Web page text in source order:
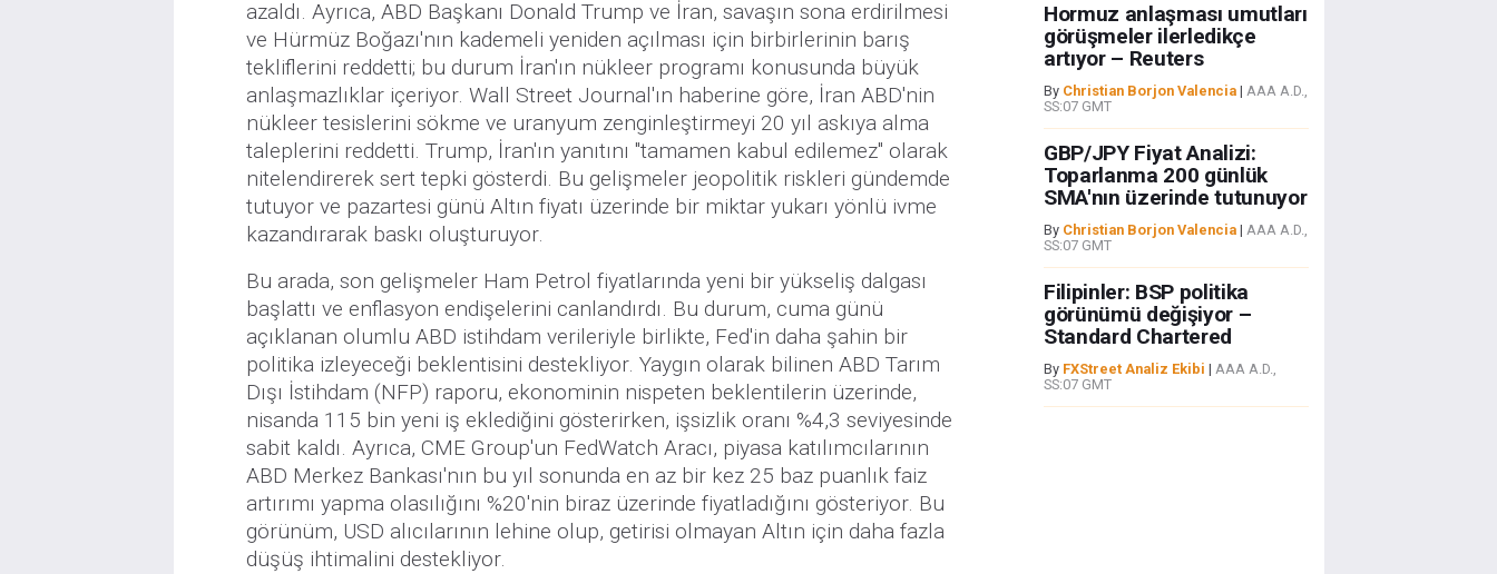
azaldı. Ayrıca, ABD Başkanı Donald Trump ve İran, savaşın sona erdirilmesi
ve Hürmüz Boğazı'nın kademeli yeniden açılması için birbirlerinin barış
tekliflerini reddetti; bu durum İran'ın nükleer programı konusunda büyük
anlaşmazlıklar içeriyor. Wall Street Journal'ın haberine göre, İran ABD'nin
nükleer tesislerini sökme ve uranyum zenginleştirmeyi 20 yıl askıya alma
taleplerini reddetti. Trump, İran'ın yanıtını "tamamen kabul edilemez" olarak
nitelendirerek sert tepki gösterdi. Bu gelişmeler jeopolitik riskleri gündemde
tutuyor ve pazartesi günü Altın fiyatı üzerinde bir miktar yukarı yönlü ivme
kazandırarak baskı oluşturuyor.
Bu arada, son gelişmeler Ham Petrol fiyatlarında yeni bir yükseliş dalgası
başlattı ve enflasyon endişelerini canlandırdı. Bu durum, cuma günü
açıklanan olumlu ABD istihdam verileriyle birlikte, Fed'in daha şahin bir
politika izleyeceği beklentisini destekliyor. Yaygın olarak bilinen ABD Tarım
Dışı İstihdam (NFP) raporu, ekonominin nispeten beklentilerin üzerinde,
nisanda 115 bin yeni iş eklediğini gösterirken, işsizlik oranı %4,3 seviyesinde
sabit kaldı. Ayrıca, CME Group'un FedWatch Aracı, piyasa katılımcılarının
ABD Merkez Bankası'nın bu yıl sonunda en az bir kez 25 baz puanlık faiz
artırımı yapma olasılığını %20'nin biraz üzerinde fiyatladığını gösteriyor. Bu
görünüm, USD alıcılarının lehine olup, getirisi olmayan Altın için daha fazla
düşüş ihtimalini destekliyor.
Hormuz anlaşması umutları
görüşmeler ilerledikçe
artıyor – Reuters
By Christian Borjon Valencia| AAA A.D.,
SS:07 GMT
GBP/JPY Fiyat Analizi:
Toparlanma 200 günlük
SMA'nın üzerinde tutunuyor
By Christian Borjon Valencia| AAA A.D.,
SS:07 GMT
Filipinler: BSP politika
görünümü değişiyor –
Standard Chartered
By FXStreet Analiz Ekibi | AAA A.D.,
SS:07 GMT